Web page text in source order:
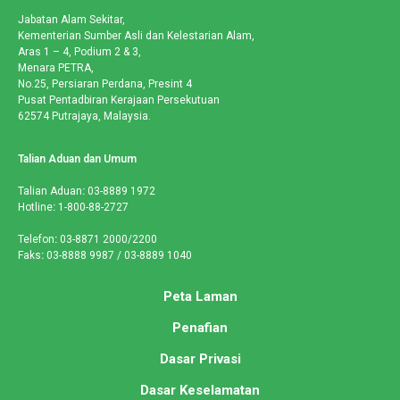
Jabatan Alam Sekitar,
Kementerian Sumber Asli dan Kelestarian Alam,
Aras 1 – 4, Podium 2 & 3,
Menara PETRA,
No.25, Persiaran Perdana, Presint 4
Pusat Pentadbiran Kerajaan Persekutuan
62574 Putrajaya, Malaysia.
Talian Aduan dan Umum
Talian Aduan: 03-8889 1972
Hotline: 1-800-88-2727
Telefon: 03-8871 2000/2200
Faks: 03-8888 9987 / 03-8889 1040
Peta Laman
Penafian
Dasar Privasi
Dasar Keselamatan